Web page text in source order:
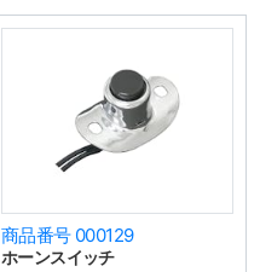
商品番号 000129
ホーンスイッチ